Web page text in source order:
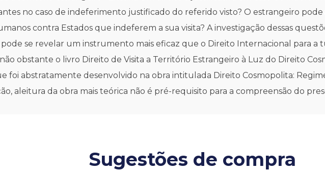
no caso de indeferimento justificado do referido visto? O estrangeiro
contra Estados que indeferem a sua visita? A investigação dessas
se revelar um instrumento mais eficaz que o Direito Internacional para a
obstante o livro Direito de Visita a Território Estrangeiro à Luz do Direito
foi abstratamente desenvolvido na obra intitulada Direito Cosmopolita:
aleitura da obra mais teórica não é pré-requisito para a compreensão do
Sugestões de compra